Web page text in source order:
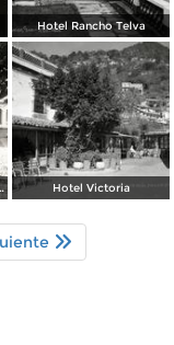
Hotel Rancho Telva
Telva Hotel Victoria